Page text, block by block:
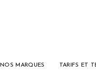
NOS MARQUES TARIFS ET